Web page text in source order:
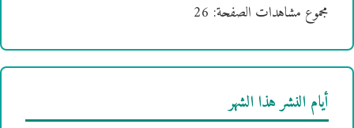
مجموع مشاهدات الصفحة: 26
أيام النشر هذا الشهر